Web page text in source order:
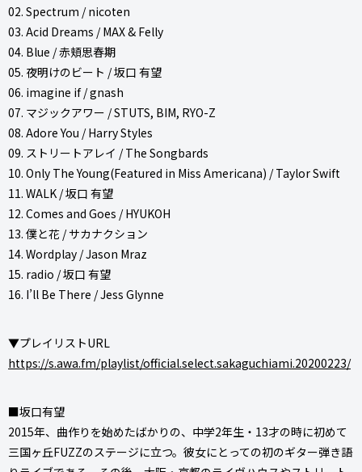
02. Spectrum / nicoten
03. Acid Dreams / MAX & Felly
04. Blue / 赤頬思春期
05. 夜明けのビート / 坂口 有望
06. imagine if / gnash
07. マジックアワー / STUTS, BIM, RYO-Z
08. Adore You / Harry Styles
09. ストリートアレイ / The Songbards
10. Only The Young(Featured in Miss Americana) / Taylor Swift
11. WALK / 坂口 有望
12. Comes and Goes / HYUKOH
13. 僕と花 / サカナクション
14. Wordplay / Jason Mraz
15. radio / 坂口 有望
16. I’ll Be There / Jess Glynne
▼プレイリストURL
https://s.awa.fm/playlist/official.select.sakaguchiami.20200223/
■坂口有望
2015年、曲作りを始めたばかりの、中学2年生・13才の時に初めて
三国ヶ丘FUZZのステージに立つ。彼女にとっての初のギター弾き語